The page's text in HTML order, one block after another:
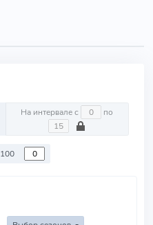
На интервале с по
100